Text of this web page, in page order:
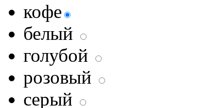
кофе
белый
голубой
розовый
серый